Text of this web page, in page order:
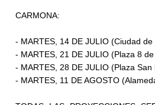
CARMONA:
- MARTES, 14 DE JULIO (Ciudad de
- MARTES, 21 DE JULIO (Plaza 8
- MARTES, 28 DE JULIO (Plaza San
- MARTES, 11 DE AGOSTO